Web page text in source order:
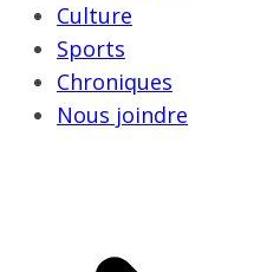
Culture
Sports
Chroniques
Nous joindre